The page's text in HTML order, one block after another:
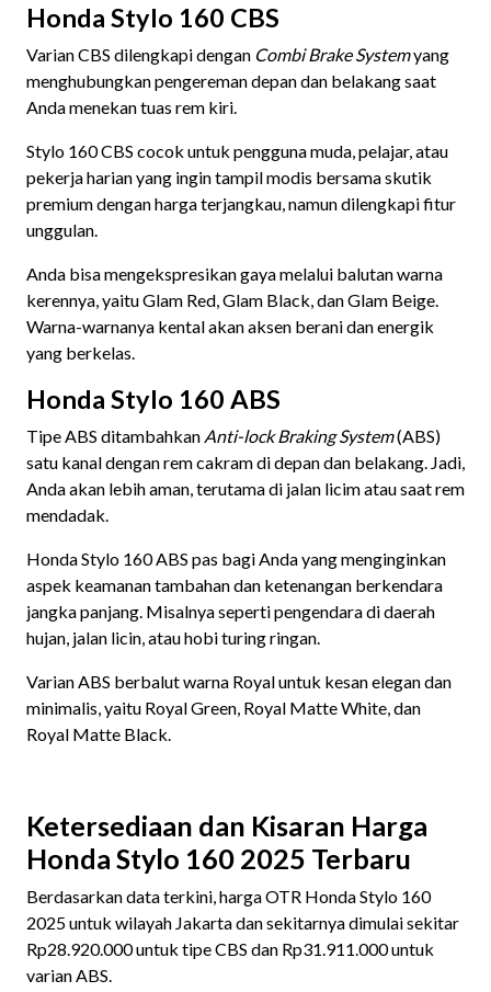
Honda Stylo 160 CBS
Varian CBS dilengkapi dengan Combi Brake Systemyang
menghubungkan pengereman depan dan belakang saat
Anda menekan tuas rem kiri.
Stylo 160 CBS cocok untuk pengguna muda, pelajar, atau
pekerja harian yang ingin tampil modis bersama skutik
premium dengan harga terjangkau, namun dilengkapi fitur
unggulan.
Anda bisa mengekspresikan gaya melalui balutan warna
kerennya, yaitu Glam Red, Glam Black, dan Glam Beige.
Warna-warnanya kental akan aksen berani dan energik
yang berkelas.
Honda Stylo 160 ABS
Tipe ABS ditambahkan Anti-lock Braking System(ABS)
satu kanal dengan rem cakram di depan dan belakang. Jadi,
Anda akan lebih aman, terutama di jalan licim atau saat rem
mendadak.
Honda Stylo 160 ABS pas bagi Anda yang menginginkan
aspek keamanan tambahan dan ketenangan berkendara
jangka panjang. Misalnya seperti pengendara di daerah
hujan, jalan licin, atau hobi turing ringan.
Varian ABS berbalut warna Royal untuk kesan elegan dan
minimalis, yaitu Royal Green, Royal Matte White, dan
Royal Matte Black.
Ketersediaan dan Kisaran Harga
Honda Stylo 160 2025 Terbaru
Berdasarkan data terkini, harga OTR Honda Stylo 160
2025 untuk wilayah Jakarta dan sekitarnya dimulai sekitar
Rp28.920.000 untuk tipe CBS dan Rp31.911.000 untuk
varian ABS.